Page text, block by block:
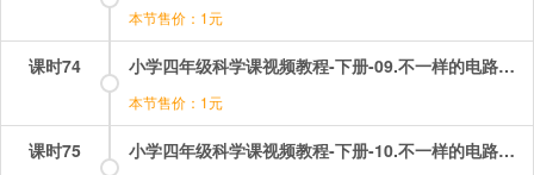
本节售价：1元
课时74 小学四年级科学课视频教程-下册-09.不一样的电路连接（一）——里面是怎样连接的.mp4
本节售价：1元
课时75 小学四年级科学课视频教程-下册-10.不一样的电路连接（二）——比较两种不同的电路连接.mp4